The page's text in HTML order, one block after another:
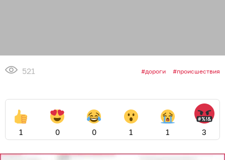
521 дороги происшествия
1 0 0 1 1 3